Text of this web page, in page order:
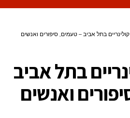
קולינריים בתל אביב – טעמים, סיפורים ואנשים
בתל אביב
ואנשים